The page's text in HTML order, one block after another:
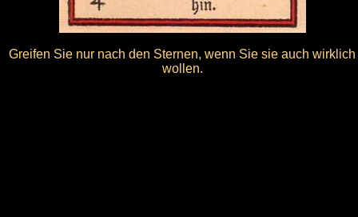
Greifen Sie nur nach den Sternen, wenn Sie sie auch wirklich
wollen.